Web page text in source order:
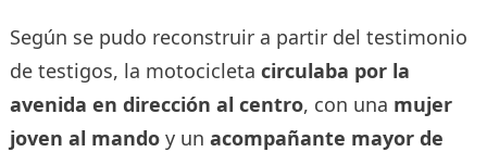
Según se pudo reconstruir a partir del testimonio
de testigos, la motocicleta circulaba por la
avenida en dirección al centro, con una mujer
joven al mandoy un acompañante mayor de